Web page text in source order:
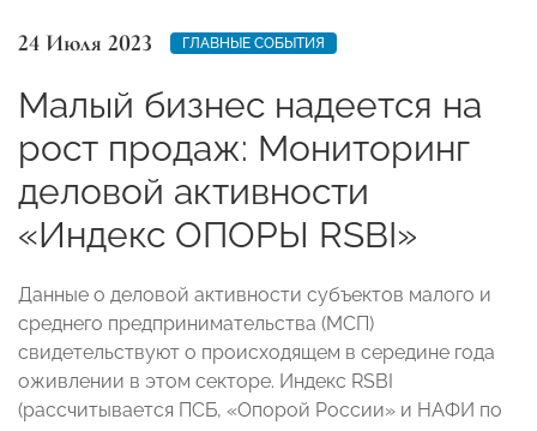
24 Июля 2023 ГЛАВНЫЕ СОБЫТИЯ
Малый бизнес надеется на
рост продаж: Мониторинг
деловой активности
«Индекс ОПОРЫ RSBI»
Данные о деловой активности субъектов малого и
среднего предпринимательства (МСП)
свидетельствуют о происходящем в середине года
оживлении в этом секторе. Индекс RSBI
(рассчитывается ПСБ, «Опорой России» и НАФИ по